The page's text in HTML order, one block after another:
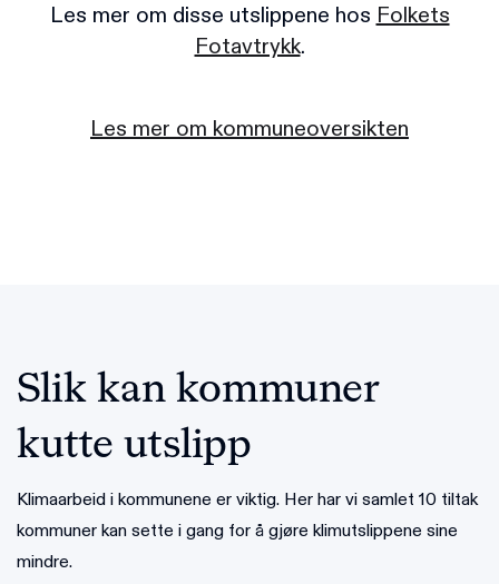
Les mer om disse utslippene hosFolkets
Fotavtrykk.
Les mer om kommuneoversikten
Slik kan kommuner
kutte utslipp
Klimaarbeid i kommunene er viktig. Her har vi samlet 10 tiltak
kommuner kan sette i gang for å gjøre klimutslippene sine
mindre.